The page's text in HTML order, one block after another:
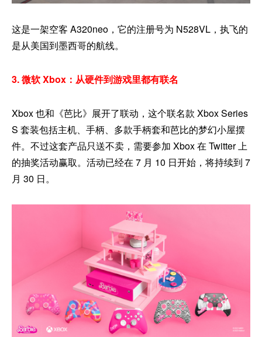
这是一架空客 A320neo，它的注册号为 N528VL，执飞的
是从美国到墨西哥的航线。
3. 微软 Xbox：从硬件到游戏里都有联名
Xbox 也和《芭比》展开了联动，这个联名款 Xbox Series
S 套装包括主机、手柄、多款手柄套和芭比的梦幻小屋摆
件。不过这套产品只送不卖，需要参加 Xbox 在 Twitter 上
的抽奖活动赢取。活动已经在 7 月 10 日开始，将持续到 7
月 30 日。